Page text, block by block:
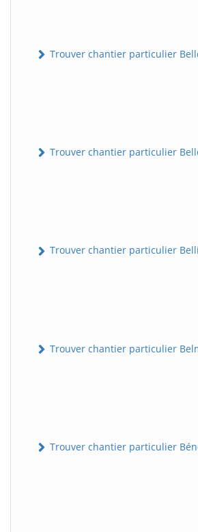
Trouver chantier particulier
Trouver chantier particulier
Trouver chantier particulier
Trouver chantier particulier
Trouver chantier particulier